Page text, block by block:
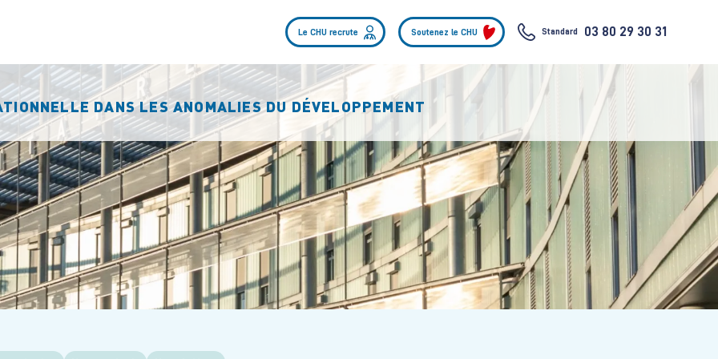
Le CHU recrute Soutenez le CHU Standard 03 80 29 30 31
DANS LES ANOMALIES DU DÉVELOPPEMENT